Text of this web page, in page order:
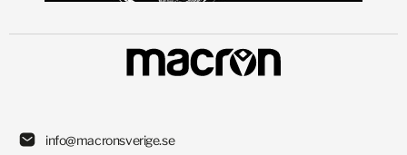
info@macronsverige.se